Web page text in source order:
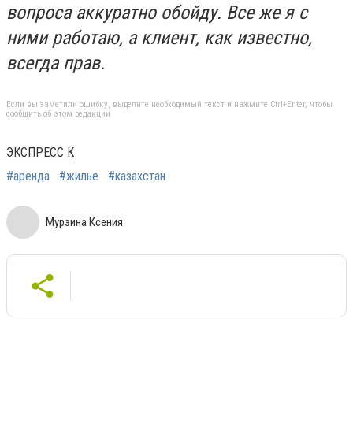
вопроса аккуратно обойду. Все же я с
ними работаю, а клиент, как известно,
всегда прав.
Если вы заметили ошибку, выделите необходимый текст и нажмите Ctrl+Enter, чтобы
сообщить об этом редакции
ЭКСПРЕСС К
#аренда
#жилье #казахстан
Мурзина Ксения